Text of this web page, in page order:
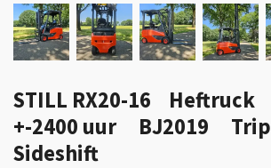
STILL RX20-16
+-2400 uur BJ2019
Sideshift